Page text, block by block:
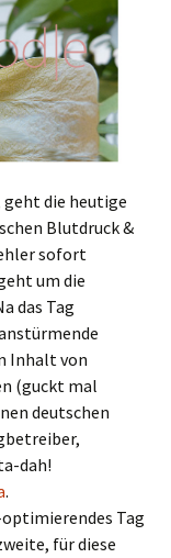
die heutige
Blutdruck &
sofort
um die
das Tag
Inhalt von
(guckt mal
deutschen
dah!
.
Tag
für diese